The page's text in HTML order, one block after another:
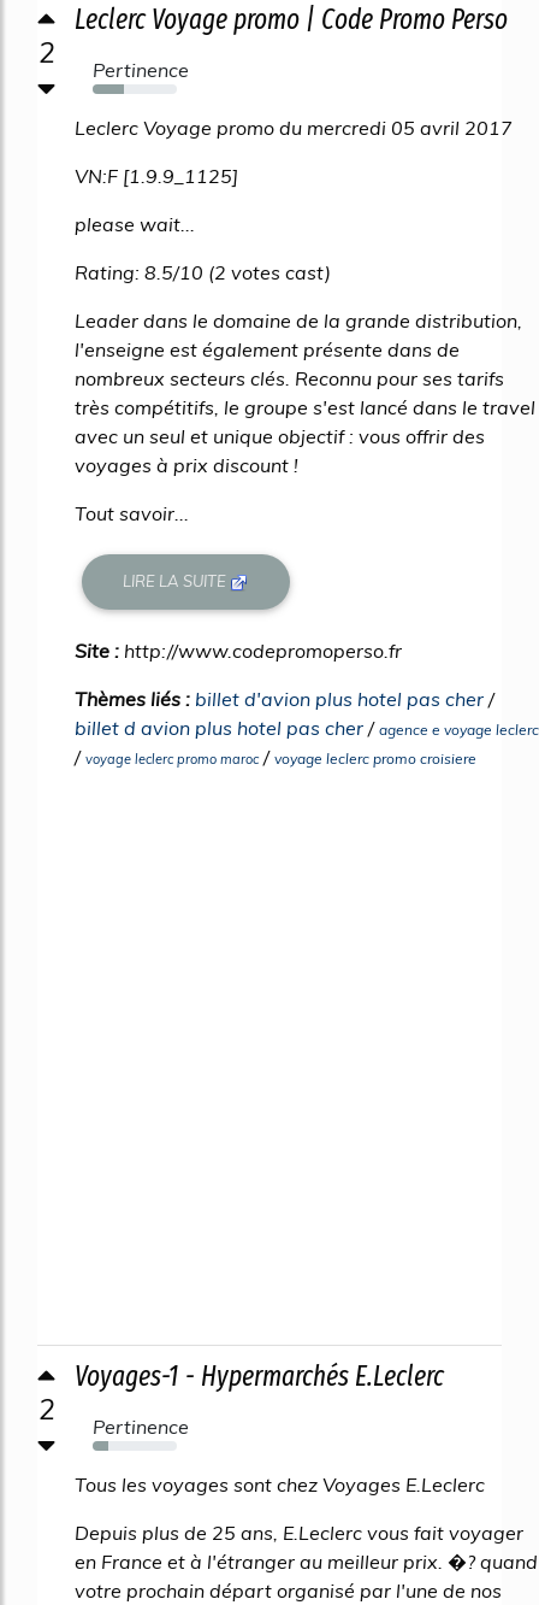
2
Leclerc Voyage promo | Code Promo Perso
Pertinence
37%
Leclerc Voyage promo du mercredi 05 avril 2017
VN:F [1.9.9_1125]
please wait...
Rating: 8.5/10 (2 votes cast)
Leader dans le domaine de la grande distribution,
l'enseigne est également présente dans de
nombreux secteurs clés. Reconnu pour ses tarifs
très compétitifs, le groupe s'est lancé dans le travel
avec un seul et unique objectif : vous offrir des
voyages à prix discount !
Tout savoir...
LIRE LA SUITE
Site : http://www.codepromoperso.fr
Thèmes liés : billet d'avion plus hotel pas cher /
billet d avion plus hotel pas cher / agence e voyage leclerc
/ voyage leclerc promo maroc/ voyage leclerc promo croisiere
2
Voyages-1 - Hypermarchés E.Leclerc
Pertinence
19%
Tous les voyages sont chez Voyages E.Leclerc
Depuis plus de 25 ans, E.Leclerc vous fait voyager
en France et à l'étranger au meilleur prix. �? quand
votre prochain départ organisé par l'une de nos